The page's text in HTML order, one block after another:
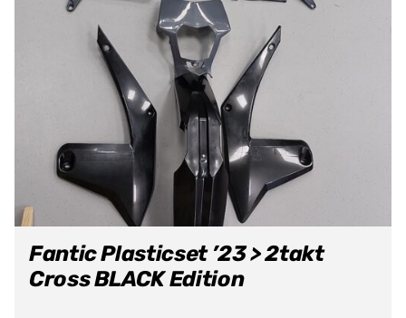
Fantic Plasticset ’23 > 2takt
Cross BLACK Edition